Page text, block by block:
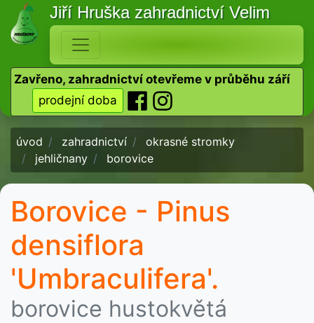
Jiří Hruška zahradnictví Velim
Zavřeno, zahradnictví otevřeme v průběhu září
prodejní doba
úvod zahradnictví
okrasné stromky
jehličnany
borovice
Borovice - Pinus
densiflora
'Umbraculifera'.
borovice hustokvětá